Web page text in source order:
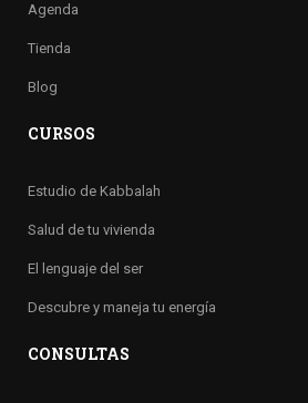
Agenda
Tienda
Blog
CURSOS
Estudio de Kabbalah
Salud de tu vivienda
El lenguaje del ser
Descubre y maneja tu energía
CONSULTAS